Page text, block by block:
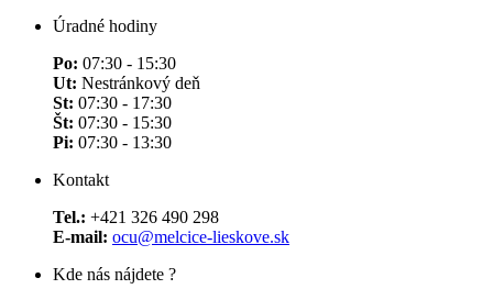
Úradné hodiny
Po: 07:30 - 15:30
Ut: Nestránkový deň
St: 07:30 - 17:30
Št: 07:30 - 15:30
Pi: 07:30 - 13:30
Kontakt
Tel.: +421 326 490 298
E-mail: ocu@melcice-lieskove.sk
Kde nás nájdete ?